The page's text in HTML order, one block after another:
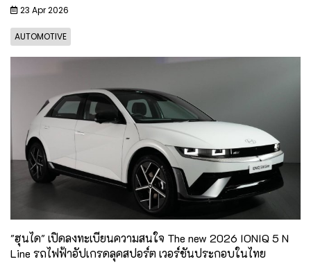
23 Apr 2026
AUTOMOTIVE
"ฮุนได" เปิดลงทะเบียนความสนใจ The new 2026 IONIQ 5 N
Line รถไฟฟ้าอัปเกรดลุคสปอร์ต เวอร์ชันประกอบในไทย